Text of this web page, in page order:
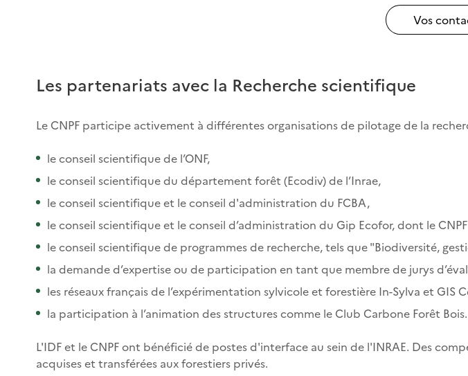
Vos
Les partenariats avec la Recherche scientifique
Le CNPF participe activement à différentes organisations de pilotage de la
le conseil scientifique de l’ONF,
le conseil scientifique du département forêt (Ecodiv) de l’Inrae,
le conseil scientifique et le conseil d'administration du FCBA,
le conseil scientifique et le conseil d’administration du Gip Ecofor, dont le
le conseil scientifique de programmes de recherche, tels que "Biodiversité,
la demande d’expertise ou de participation en tant que membre de jurys
les réseaux français de l’expérimentation sylvicole et forestière In-Sylva et GIS
la participation à l’animation des structures comme le Club Carbone Forêt Bois.
L'IDF et le CNPF ont bénéficié de postes d'interface au sein de l'INRAE. Des
acquises et transférées aux forestiers privés.